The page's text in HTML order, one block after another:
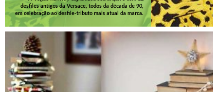
desfiles antigos da Versace, todos da década de 90,
em celebração ao desfile-tributo mais atual da marca.